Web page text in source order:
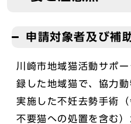
申請対象者及び補
川崎市地域猫活動サポ
録した地域猫で、協力
実施した不妊去勢手術
不要猫への処置を含む